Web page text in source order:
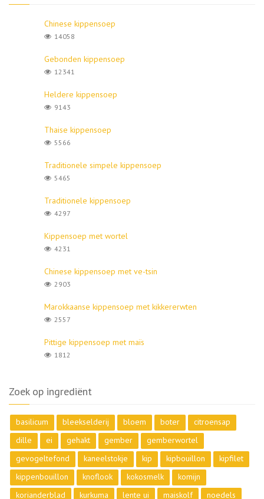
Chinese kippensoep
14058
Gebonden kippensoep
12341
Heldere kippensoep
9143
Thaise kippensoep
5566
Traditionele simpele kippensoep
5465
Traditionele kippensoep
4297
Kippensoep met wortel
4231
Chinese kippensoep met ve-tsin
2903
Marokkaanse kippensoep met kikkererwten
2557
Pittige kippensoep met maïs
1812
Zoek op ingrediënt
basilicum bleekselderij bloem boter
citroensap
dille
ei gehakt gember
gemberwortel
gevogeltefond
kaneelstokje kip kipbouillon
kipfilet
kippenbouillon
knoflook kokosmelk
komijn
korianderblad
kurkuma lente ui maiskolf noedels